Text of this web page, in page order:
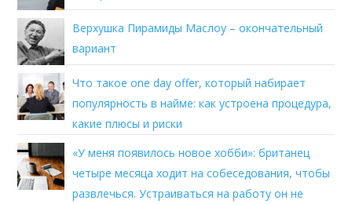
Верхушка Пирамиды Маслоу – окончательный
вариант
Что такое one day offer, который набирает
популярность в найме: как устроена процедура,
какие плюсы и риски
«У меня появилось новое хобби»: британец
четыре месяца ходит на собеседования, чтобы
развлечься. Устраиваться на работу он не